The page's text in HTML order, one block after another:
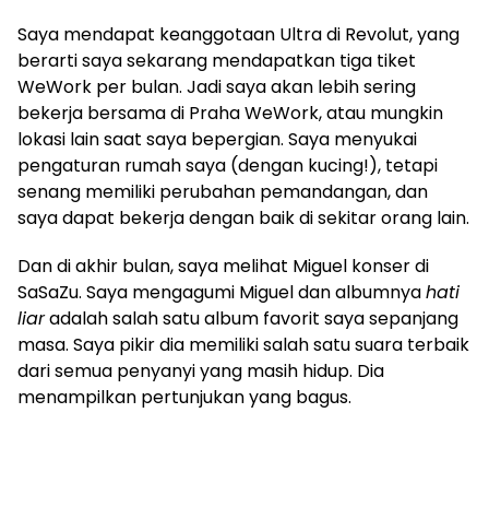
Saya mendapat keanggotaan Ultra di Revolut, yang
berarti saya sekarang mendapatkan tiga tiket
WeWork per bulan. Jadi saya akan lebih sering
bekerja bersama di Praha WeWork, atau mungkin
lokasi lain saat saya bepergian. Saya menyukai
pengaturan rumah saya (dengan kucing!), tetapi
senang memiliki perubahan pemandangan, dan
saya dapat bekerja dengan baik di sekitar orang lain.
Dan di akhir bulan, saya melihat Miguel konser di
SaSaZu. Saya mengagumi Miguel dan albumnyahati
liaradalah salah satu album favorit saya sepanjang
masa. Saya pikir dia memiliki salah satu suara terbaik
dari semua penyanyi yang masih hidup. Dia
menampilkan pertunjukan yang bagus.